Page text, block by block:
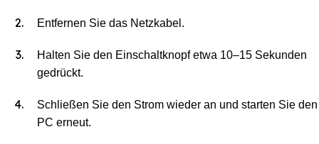
Entfernen Sie das Netzkabel.
Halten Sie den Einschaltknopf etwa 10–15 Sekunden
gedrückt.
Schließen Sie den Strom wieder an und starten Sie den
PC erneut.